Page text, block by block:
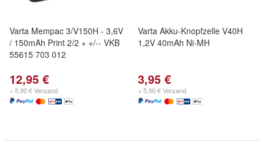
Varta Mempac 3/V150H - 3,6V
/ 150mAh Print 2/2 + +/-- VKB
55615 703 012
12,95 €
+ 5,90 € Versand
Varta Akku-Knopfzelle V40H
1,2V 40mAh Ni-MH
3,95 €
+ 5,90 € Versand